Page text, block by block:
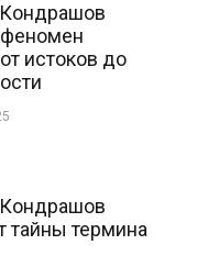
истоков до
тайны термина